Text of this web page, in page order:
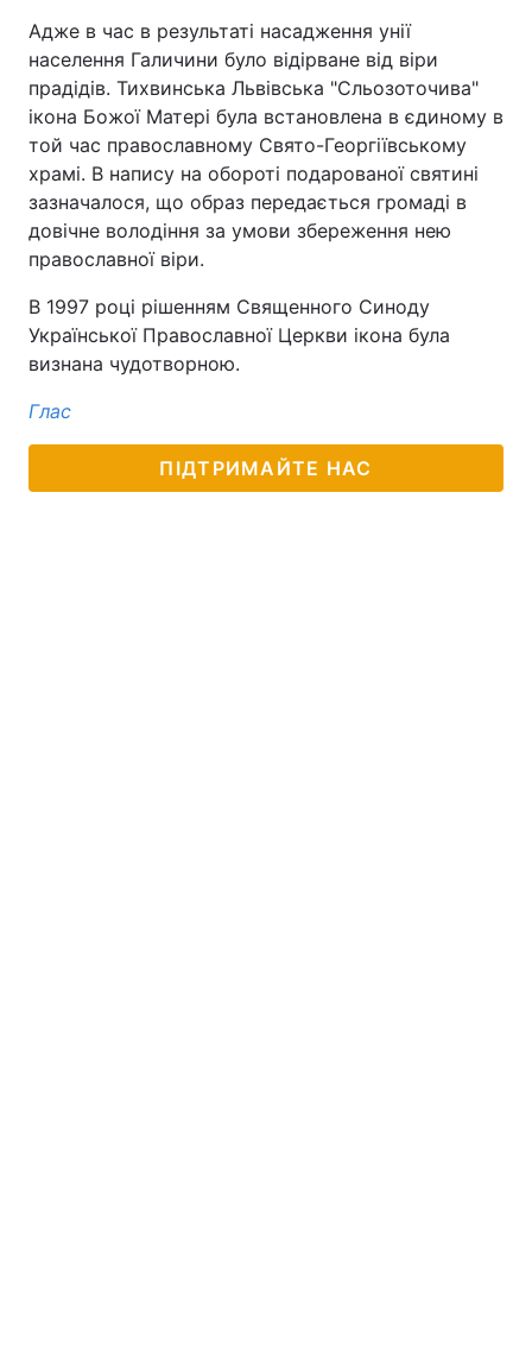
Адже в час в результаті насадження унії
населення Галичини було відірване від віри
прадідів. Тихвинська Львівська "Сльозоточива"
ікона Божої Матері була встановлена в єдиному в
той час православному Свято-Георгіївському
храмі. В напису на обороті подарованої святині
зазначалося, що образ передається громаді в
довічне володіння за умови збереження нею
православної віри.
В 1997 році рішенням Священного Синоду
Української Православної Церкви ікона була
визнана чудотворною.
Глас
ПІДТРИМАЙТЕ НАС